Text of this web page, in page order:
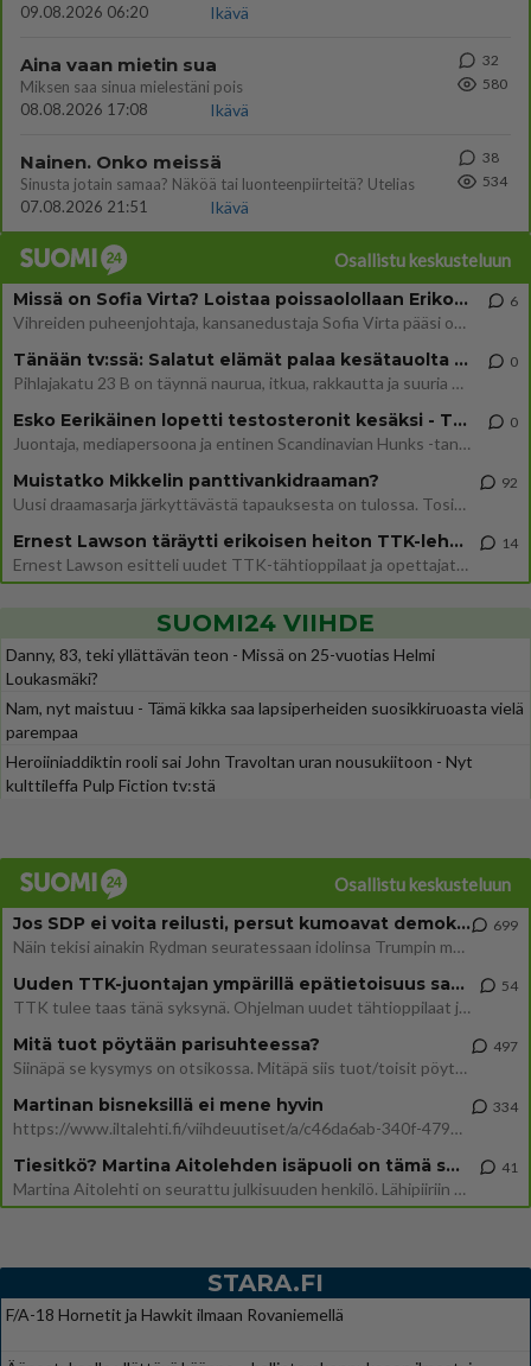
09.08.2026 06:20
Ikävä
Aina vaan mietin sua
Miksen saa sinua mielestäni pois
08.08.2026 17:08
Ikävä
32
580
Nainen. Onko meissä
Sinusta jotain samaa? Näköä tai luonteenpiirteitä? Utelias
07.08.2026 21:51
Ikävä
38
534
Osallistu keskusteluun
Missä on Sofia Virta? Loistaa poissaolollaan Erikoisjoukot uudelta kaudelta
Vihreiden puheenjohtaja, kansanedustaja Sofia Virta pääsi otsikoihin, kun tieto hänen osallistumisestaan Erikoisjoukot-k
6
Tänään tv:ssä: Salatut elämät palaa kesätauolta - Tässä hieman juonipaljastuksia
Pihlajakatu 23 B on täynnä naurua, itkua, rakkautta ja suuria salaisuuksia. Suomalaisten yksi pitkäikäisimmistä draamas
0
Esko Eerikäinen lopetti testosteronit kesäksi - Tämä ikävä vaikutus iski heti
Juontaja, mediapersoona ja entinen Scandinavian Hunks -tanssija Esko Eerikäinen on tunnettu avoimuudestaan. Nyt Eerikäi
0
Muistatko Mikkelin panttivankidraaman?
Uusi draamasarja järkyttävästä tapauksesta on tulossa. Tositapahtumiin perustuva sarja ammentaa vuoden 1986 Mikkelin pan
92
Ernest Lawson täräytti erikoisen heiton TTK-lehdistötilaisuudessa: " Onko tässä tarkoituksena...?"
Ernest Lawson esitteli uudet TTK-tähtioppilaat ja opettajat torstaina 6.8. lehdistölle. Tulevalla kaudella on yksi hausk
14
SUOMI24 VIIHDE
Danny, 83, teki yllättävän teon - Missä on 25-vuotias Helmi
Loukasmäki?
Nam, nyt maistuu - Tämä kikka saa lapsiperheiden suosikkiruoasta vielä
parempaa
Heroiiniaddiktin rooli sai John Travoltan uran nousukiitoon - Nyt
kulttileffa Pulp Fiction tv:stä
Osallistu keskusteluun
Jos SDP ei voita reilusti, persut kumoavat demokratian Suomesta
Näin tekisi ainakin Rydman seuratessaan idolinsa Trumpin mallia https://www.is.fi/politiikka/art-2000012187244.html
699
Uuden TTK-juontajan ympärillä epätietoisuus sakenee - Nyt MTV hämmentää soppaa
TTK tulee taas tänä syksynä. Ohjelman uudet tähtioppilaat julkistetaan torstaina 6. elokuuta klo 14 alkavassa lehdistö
54
Mitä tuot pöytään parisuhteessa?
Siinäpä se kysymys on otsikossa. Mitäpä siis tuot/toisit pöytään parisuhteessa? Oletko mies vai nainen? Koetko sen mitä
497
Martinan bisneksillä ei mene hyvin
https://www.iltalehti.fi/viihdeuutiset/a/c46da6ab-340f-4790-aaa7-0865eed2336 Yrityksen konkurssihakemus on tullut kärä
334
Tiesitkö? Martina Aitolehden isäpuoli on tämä suosittu laulaja
Martina Aitolehti on seurattu julkisuuden henkilö. Lähipiiriin mahtuu muitakin tunnettuja henkilöitä. Tiesitkö, että Ma
41
STARA.FI
F/A-18 Hornetit ja Hawkit ilmaan Rovaniemellä